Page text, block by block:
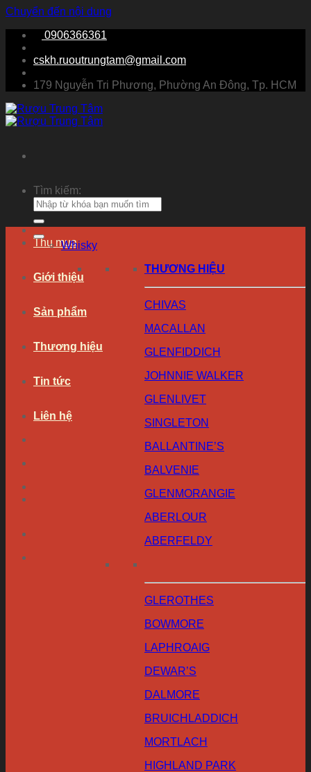
Chuyển đến nội dung
0906366361
cskh.ruoutrungtam@gmail.com
179 Nguyễn Tri Phương, Phường An Đông, Tp. HCM
Tìm kiếm:
Thu mua
Giới thiệu
Sản phẩm
Thương hiệu
Tin tức
Liên hệ
Whisky
THƯƠNG HIỆU
CHIVAS
MACALLAN
GLENFIDDICH
JOHNNIE WALKER
GLENLIVET
SINGLETON
BALLANTINE’S
BALVENIE
GLENMORANGIE
ABERLOUR
ABERFELDY
GLEROTHES
BOWMORE
LAPHROAIG
DEWAR’S
DALMORE
BRUICHLADDICH
MORTLACH
HIGHLAND PARK